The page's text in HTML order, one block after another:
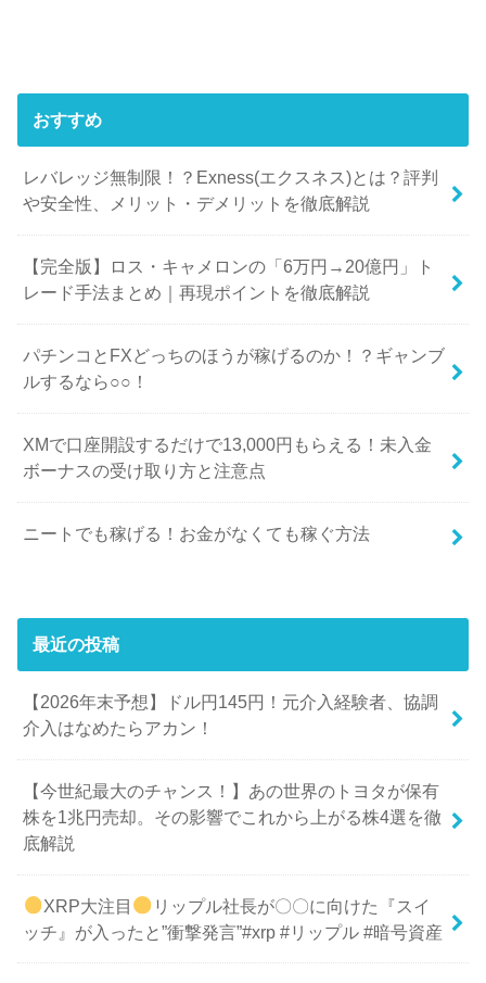
おすすめ
レバレッジ無制限！？Exness(エクスネス)とは？評判
や安全性、メリット・デメリットを徹底解説
【完全版】ロス・キャメロンの「6万円→20億円」ト
レード手法まとめ｜再現ポイントを徹底解説
パチンコとFXどっちのほうが稼げるのか！？ギャンブ
ルするなら○○！
XMで口座開設するだけで13,000円もらえる！未入金
ボーナスの受け取り方と注意点
ニートでも稼げる！お金がなくても稼ぐ方法
最近の投稿
【2026年末予想】ドル円145円！元介入経験者、協調
介入はなめたらアカン！
【今世紀最大のチャンス！】あの世界のトヨタが保有
株を1兆円売却。その影響でこれから上がる株4選を徹
底解説
XRP大注目
リップル社長が〇〇に向けた『スイ
ッチ』が入ったと”衝撃発言”#xrp #リップル #暗号資産